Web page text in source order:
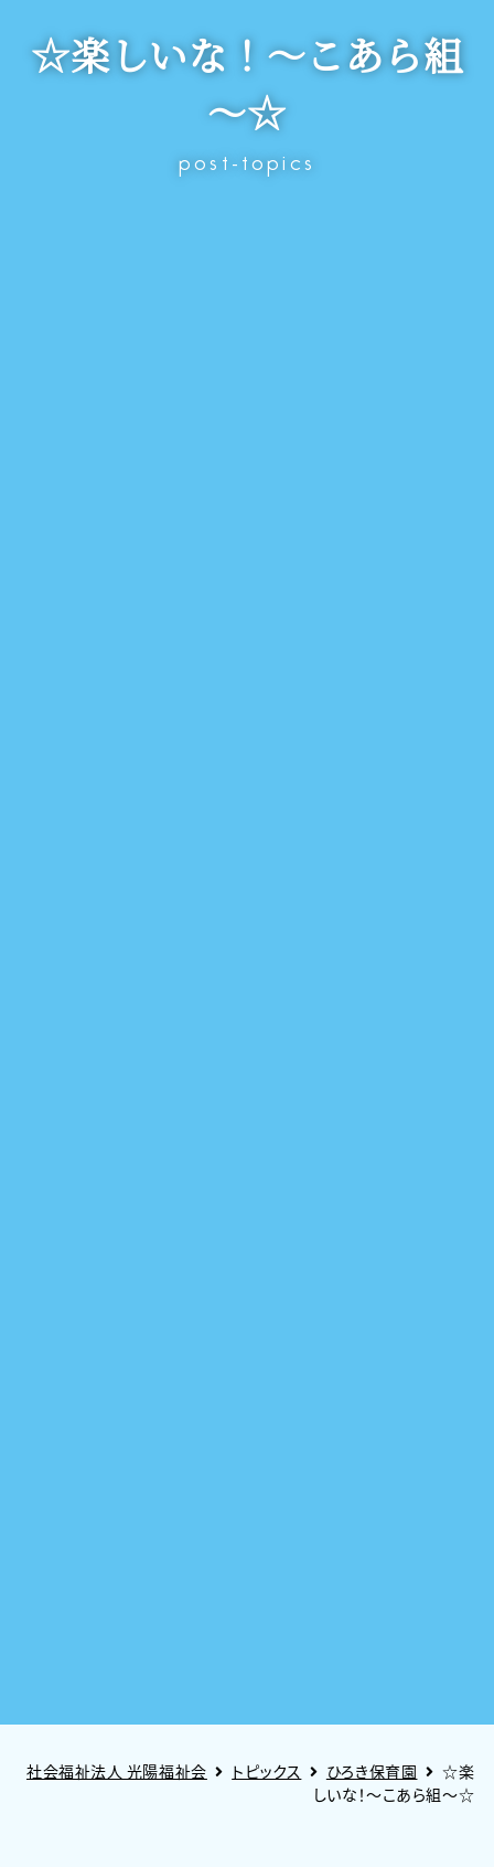
☆楽しいな！～こあら組
～☆
post-topics
社会福祉法人 光陽福祉会 トピックス ひろき保育園
☆楽
しいな！～こあら組～☆